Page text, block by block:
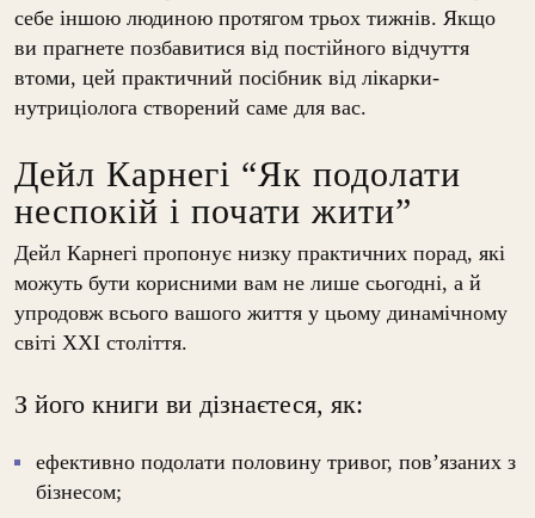
себе іншою людиною протягом трьох тижнів. Якщо
ви прагнете позбавитися від постійного відчуття
втоми, цей практичний посібник від лікарки-
нутриціолога створений саме для вас.
Дейл Карнегі “Як подолати
неспокій і почати жити”
Дейл Карнегі пропонує низку практичних порад, які
можуть бути корисними вам не лише сьогодні, а й
упродовж всього вашого життя у цьому динамічному
світі ХХІ століття.
З його книги ви дізнаєтеся, як:
ефективно подолати половину тривог, пов’язаних з
бізнесом;